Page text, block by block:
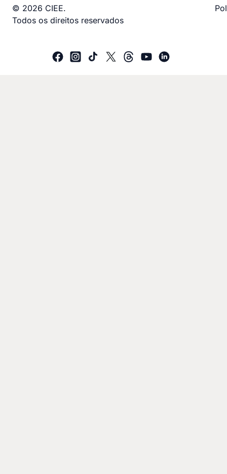
© 2026 CIEE.
Todos os direitos reservados